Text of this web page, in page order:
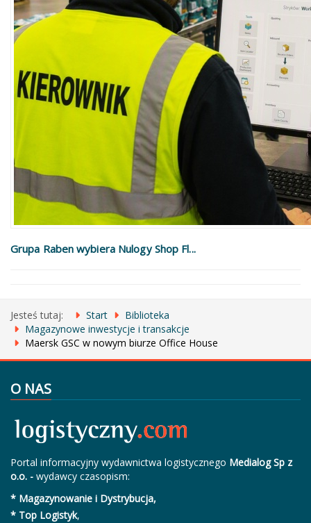
Grupa Raben wybiera Nulogy Shop Fl...
Jesteś tutaj: Start
Biblioteka
Magazynowe inwestycje i transakcje
Maersk GSC w nowym biurze Office House
O NAS
Portal informacyjny wydawnictwa logistycznego Medialog Sp z
o.o. - wydawcy czasopism:
* Magazynowanie i Dystrybucja,
* Top Logistyk,